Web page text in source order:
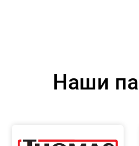
Наши